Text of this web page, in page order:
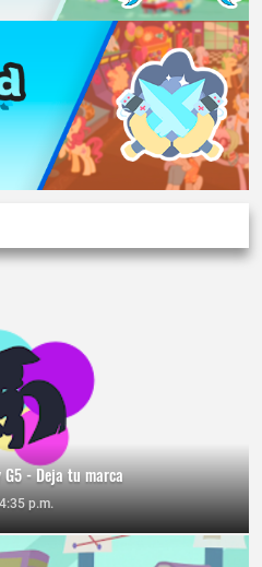
- Deja tu marca
4:35 p.m.